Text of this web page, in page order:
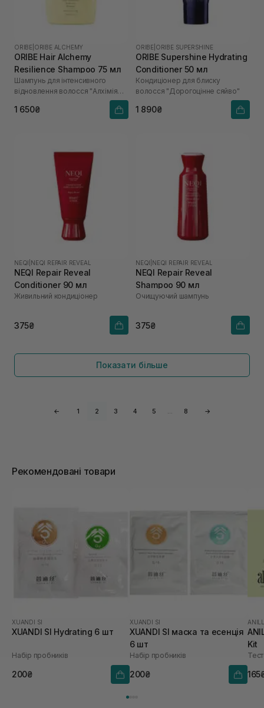
ORIBE ORIBE ALCHEMY
ORIBE Hair Alchemy
Resilience Shampoo 75 мл
Шампунь для інтенсивного
відновлення волосся "Алхімія
1 650₴
ORIBE ORIBE SUPERSHINE
ORIBE Supershine Hydrating
Conditioner 50 мл
Кондиціонер для блиску
волосся "Дорогоцінне сяйво"
1 890₴
NEQI NEQI REPAIR REVEAL
NEQI Repair Reveal
Conditioner 90 мл
Живильний кондиціонер
375₴
NEQI NEQI REPAIR REVEAL
NEQI Repair Reveal
Shampoo 90 мл
Очищуючий шампунь
375₴
Показати більше
← 1 2 3 4 5 … 8 →
Рекомендовані товари
XUANDI SI
XUANDI SI Hydrating 6 шт
Набір пробників
200₴
XUANDI SI
XUANDI SI маска та есенція
6 шт
Набір пробників
200₴
Kit